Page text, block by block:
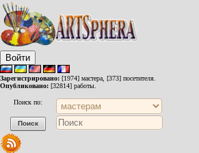
Войти
Зарегистрировано: [1974] мастера, [373] посетителя.
Опубликовано: [32814] работы.
Поиск по: